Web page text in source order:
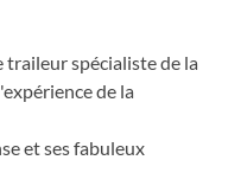
du Piton des Neiges
Intense et le mythique
traileur spécialiste de la
de la
et ses fabuleux